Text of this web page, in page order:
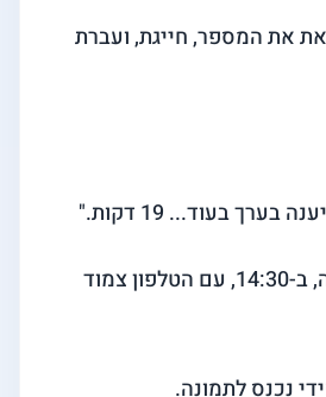
את המספר, חייגת, ועברת
בעוד... 19 דקות."
ואתה יושב בעבודה, ב-14:30, עם הטלפון צמוד
נכנס לתמונה.